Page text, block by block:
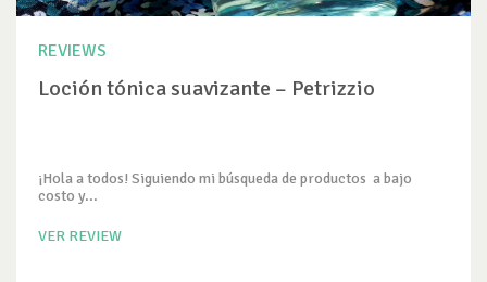
REVIEWS
Loción tónica suavizante – Petrizzio
¡Hola a todos! Siguiendo mi búsqueda de productos a bajo
costo y...
VER REVIEW